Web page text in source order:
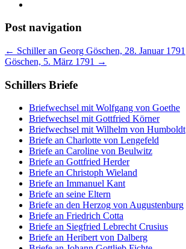
Post navigation
← Schiller an Georg Göschen, 28. Januar 1791
Göschen, 5. März 1791 →
Schillers Briefe
Briefwechsel mit Wolfgang von Goethe
Briefwechsel mit Gottfried Körner
Briefwechsel mit Wilhelm von Humboldt
Briefe an Charlotte von Lengefeld
Briefe an Caroline von Beulwitz
Briefe an Gottfried Herder
Briefe an Christoph Wieland
Briefe an Immanuel Kant
Briefe an seine Eltern
Briefe an den Herzog von Augustenburg
Briefe an Friedrich Cotta
Briefe an Siegfried Lebrecht Crusius
Briefe an Heribert von Dalberg